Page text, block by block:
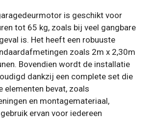
is geschikt voor
tot 65 kg, zoals bij veel gangbare
is. Het heeft een robuuste
zoals 2m x 2,30m
Bovendien wordt de installatie
dankzij een complete set die
elementen bevat, zoals
en montagemateriaal,
ervan voor iedereen